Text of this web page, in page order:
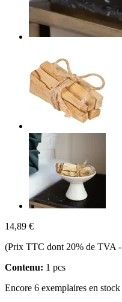
14,89 €
(Prix TTC dont 20% de TVA -
Contenu: 1 pcs
Encore 6 exemplaires en stock